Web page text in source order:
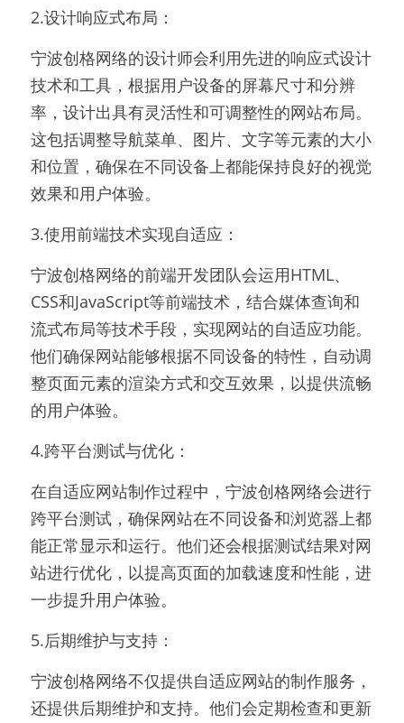
2.设计响应式布局：
宁波创格网络的设计师会利用先进的响应式设计
技术和工具，根据用户设备的屏幕尺寸和分辨
率，设计出具有灵活性和可调整性的网站布局。
这包括调整导航菜单、图片、文字等元素的大小
和位置，确保在不同设备上都能保持良好的视觉
效果和用户体验。
3.使用前端技术实现自适应：
宁波创格网络的前端开发团队会运用HTML、
CSS和JavaScript等前端技术，结合媒体查询和
流式布局等技术手段，实现网站的自适应功能。
他们确保网站能够根据不同设备的特性，自动调
整页面元素的渲染方式和交互效果，以提供流畅
的用户体验。
4.跨平台测试与优化：
在自适应网站制作过程中，宁波创格网络会进行
跨平台测试，确保网站在不同设备和浏览器上都
能正常显示和运行。他们还会根据测试结果对网
站进行优化，以提高页面的加载速度和性能，进
一步提升用户体验。
5.后期维护与支持：
宁波创格网络不仅提供自适应网站的制作服务，
还提供后期维护和支持。他们会定期检查和更新